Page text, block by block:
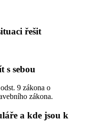
řešit
s sebou
9 zákona o
zákona.
a kde jsou k